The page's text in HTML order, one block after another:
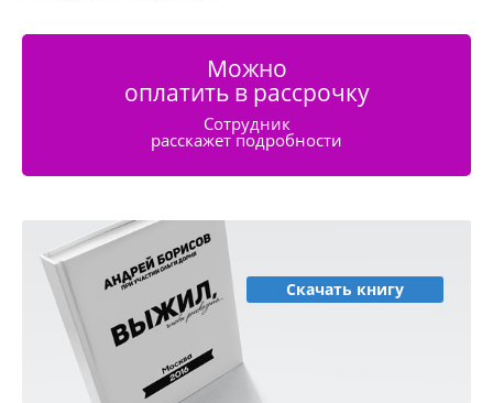
Можно
оплатить в рассрочку
Сотрудник
расскажет подробности
Скачать книгу